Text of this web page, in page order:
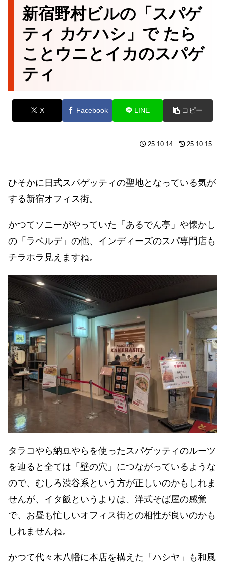
新宿野村ビルの「スパゲ
ティ カケハシ」で たら
ことウニとイカのスパゲ
ティ
X Facebook LINE コピー
25.10.14 25.10.15
ひそかに日式スパゲッティの聖地となっている気が
する新宿オフィス街。
かつてソニーがやっていた「あるでん亭」や懐かし
の「ラベルデ」の他、インディーズのスパ専門店も
チラホラ見えますね。
タラコやら納豆やらを使ったスパゲッティのルーツ
を辿ると全ては「壁の穴」につながっているような
ので、むしろ渋谷系という方が正しいのかもしれま
せんが、イタ飯というよりは、洋式そば屋の感覚
で、お昼も忙しいオフィス街との相性が良いのかも
しれませんね。
かつて代々木八幡に本店を構えた「ハシヤ」も和風